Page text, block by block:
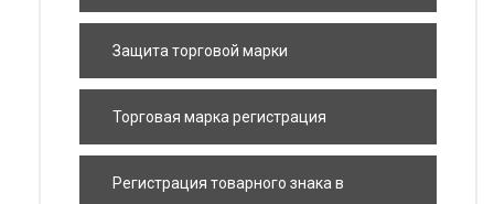
Защита торговой марки
Торговая марка регистрация
Регистрация товарного знака в